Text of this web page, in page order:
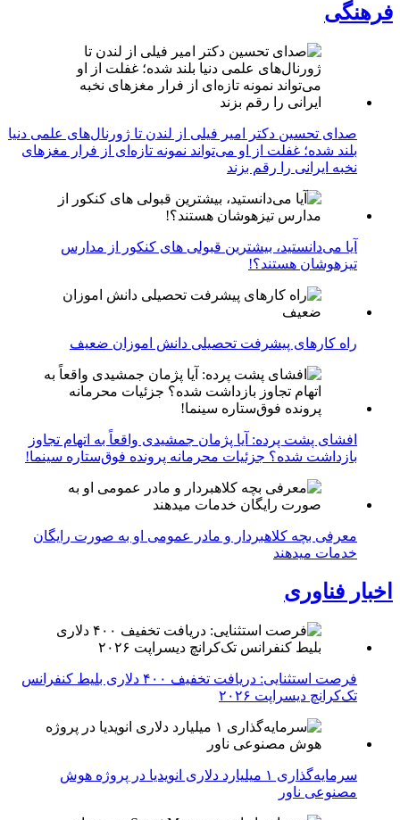
فرهنگی
صدای تحسین دکتر امیر فیلی از لندن تا ژورنال‌های علمی دنیا
بلند شده؛ غفلت از او می‌تواند نمونه تازه‌ای از فرار مغزهای
نخبه ایرانی را رقم بزند
آیا می‌دانستید، بیشترین قبولی های کنکور از مدارس
تیزهوشان هستند؟!
راه کارهای پیشرفت تحصیلی دانش اموزان ضعیف
افشای پشت پرده: آیا پژمان جمشیدی واقعاً به اتهام تجاوز
بازداشت شده؟ جزئیات محرمانه پرونده فوق‌ستاره سینما!
معرفی بچه کلاهبردار و مادر عمومی او به صورت رایگان
خدمات میدهند
اخبار فناوری
فرصت استثنایی: دریافت تخفیف ۴۰۰ دلاری بلیط کنفرانس
تک‌کرانچ دیسراپت ۲۰۲۶
سرمایه‌گذاری ۱ میلیارد دلاری انویدیا در پروژه هوش
مصنوعی ناور